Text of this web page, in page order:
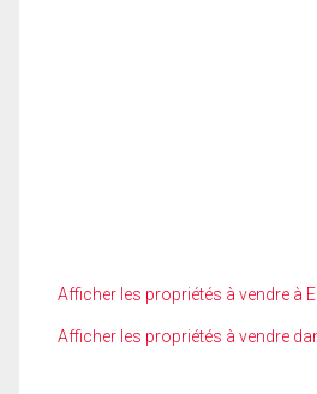
Afficher les propriétés à vendre à
Afficher les propriétés à vendre